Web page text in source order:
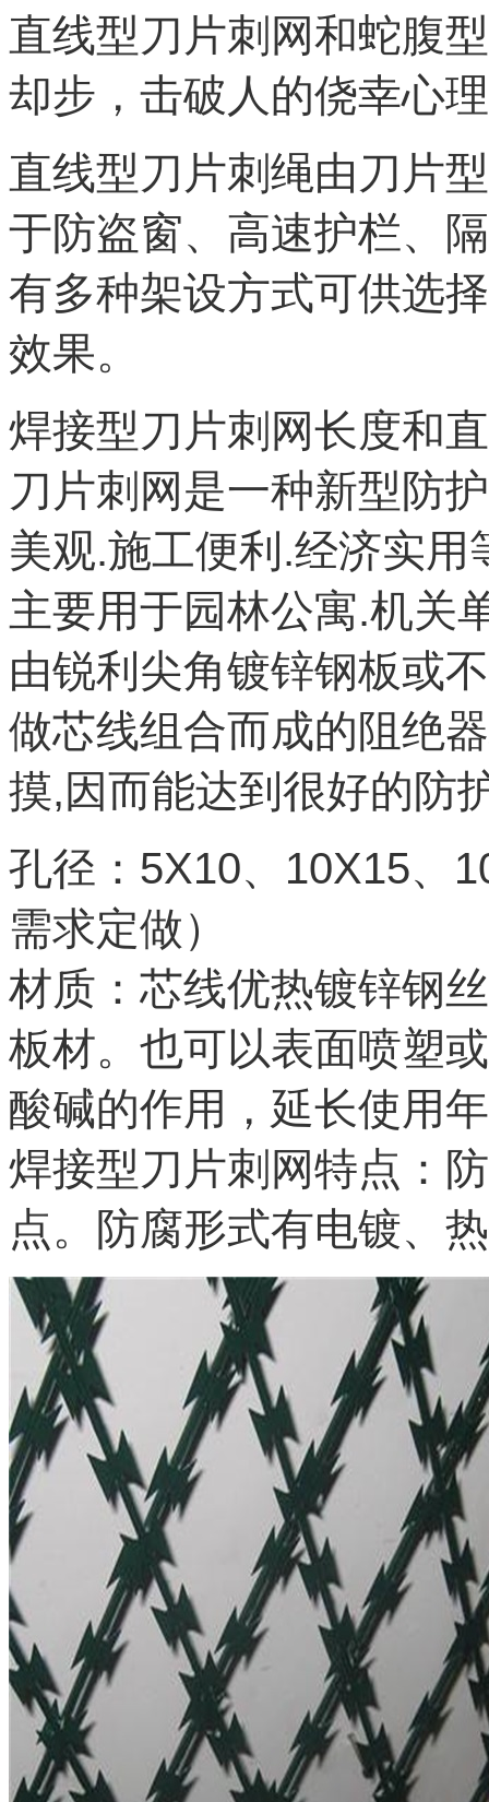
直线型刀片刺网和蛇腹
却步，击破人的侥幸心
直线型刀片刺绳由刀片
于防盗窗、高速护栏、
有多种架设方式可供选
效果。
焊接型刀片刺网长度和
刀片刺网是一种新型防
美观.施工便利 .经济实用
主要用于园林公寓.机关
由锐利尖角镀锌钢板或
做芯线组合而成的阻绝
摸, 因而能达到很好的防
孔径： 5X10、 10X15、
需求定做）
材质：芯线优热镀锌钢
板材。也可以表面喷塑
酸碱的作用，延长使用
焊接型刀片刺网特点：
点。防腐形式有电镀、